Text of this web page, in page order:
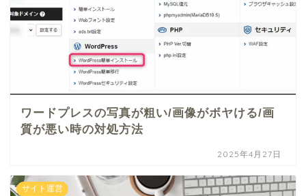
ワードプレスの写真が粗い/画像がボヤける/画
質が悪い時の対処方法
2025年4月27日
サイト運営